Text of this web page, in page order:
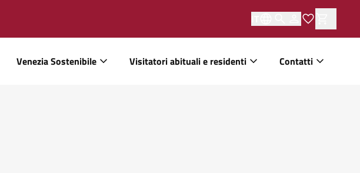
Venezia Sostenibile Visitatori abituali e residenti Contatti